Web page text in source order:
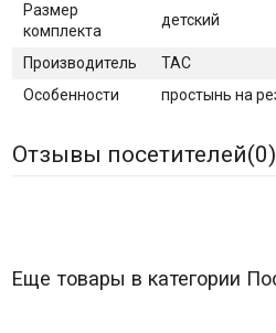
Размер
комплекта
детский
Производитель
TAC
Особенности
простынь на
Отзывы посетителей(0)
Еще товары в категории